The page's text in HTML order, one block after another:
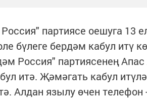
партиясе оешуга 13
бүлеге бердәм кабул итү
Россия" партиясенең Апас
итә. Җәмәгать кабул
Алдан язылу өчен телефон